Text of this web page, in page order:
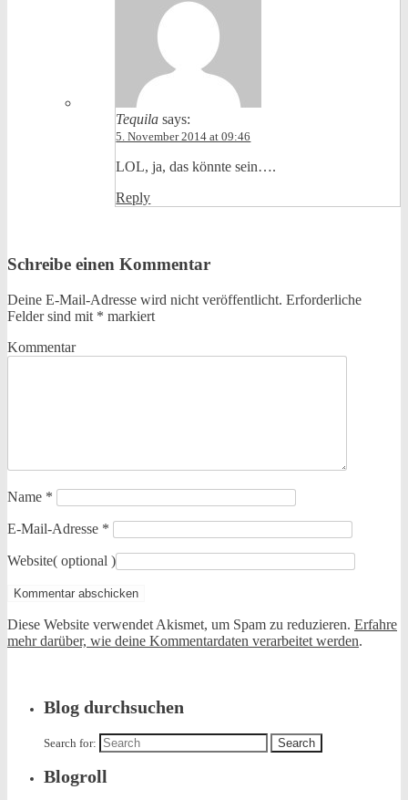
Tequila says:
5. November 2014 at 09:46
LOL, ja, das könnte sein….
Reply
Schreibe einen Kommentar
Deine E-Mail-Adresse wird nicht veröffentlicht. Erforderliche
Felder sind mit * markiert
Kommentar
Name *
E-Mail-Adresse *
Website( optional )
Diese Website verwendet Akismet, um Spam zu reduzieren. Erfahre
mehr darüber, wie deine Kommentardaten verarbeitet werden.
Blog durchsuchen
Search for:
Blogroll